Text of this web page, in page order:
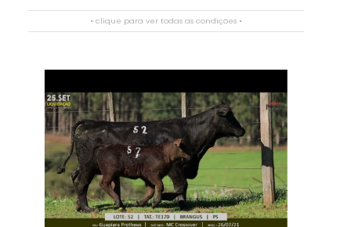
• clique para ver todas as condições •